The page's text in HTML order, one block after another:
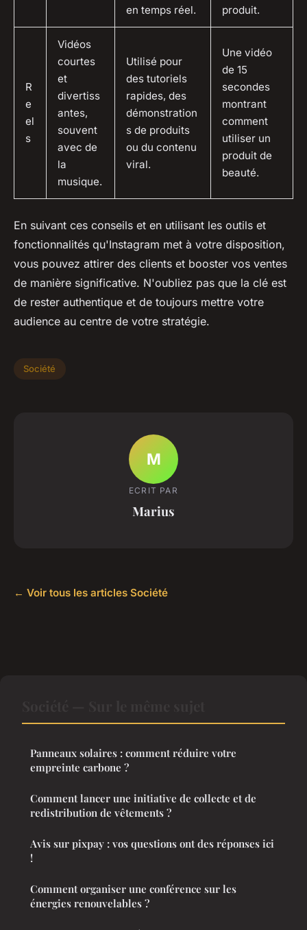
en temps réel.
produit.
R
e
el
s
Vidéos
courtes
et
divertiss
antes,
souvent
avec de
la
musique.
Utilisé pour
des tutoriels
rapides, des
démonstration
s de produits
ou du contenu
viral.
Une vidéo
de 15
secondes
montrant
comment
utiliser un
produit de
beauté.
En suivant ces conseils et en utilisant les outils et
fonctionnalités qu'Instagram met à votre disposition,
vous pouvez attirer des clients et booster vos ventes
de manière significative. N'oubliez pas que la clé est
de rester authentique et de toujours mettre votre
audience au centre de votre stratégie.
Société
M
ECRIT PAR
Marius
← Voir tous les articles Société
Panneaux solaires : comment réduire votre
empreinte carbone ?
Comment lancer une initiative de collecte et de
redistribution de vêtements ?
Avis sur pixpay : vos questions ont des réponses ici
!
Comment organiser une conférence sur les
énergies renouvelables ?